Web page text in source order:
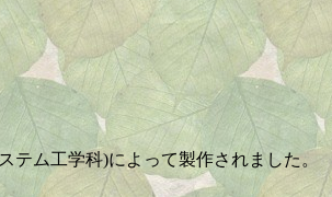
ム工学科)によって製作されました。